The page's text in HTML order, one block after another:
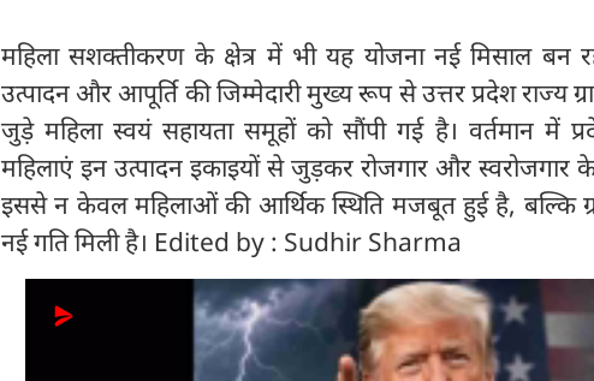
महिला सशक्तीकरण के क्षेत्र में भी यह योजना नई मिसाल बन
उत्पादन और आपूर्ति की जिम्मेदारी मुख्य रूप से उत्तर प्रदेश राज्य
जुड़े महिला स्वयं सहायता समूहों को सौंपी गई है। वर्तमान में
महिलाएं इन उत्पादन इकाइयों से जुड़कर रोजगार और स्वरोजगार
इससे न केवल महिलाओं की आर्थिक स्थिति मजबूत हुई है, बल्कि
नई गति मिली है। Edited by : Sudhir Sharma